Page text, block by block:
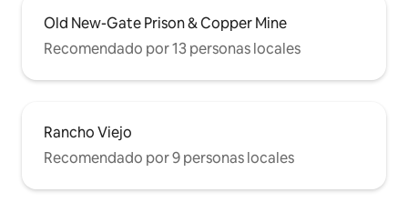
Old New-Gate Prison & Copper Mine
Recomendado por 13 personas locales
Rancho Viejo
Recomendado por 9 personas locales